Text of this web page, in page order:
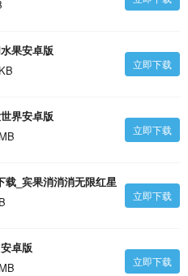
果安卓版
立即下载
界安卓版
立即下载
载_宾果消消消无限红星
立即下载
卓版
立即下载